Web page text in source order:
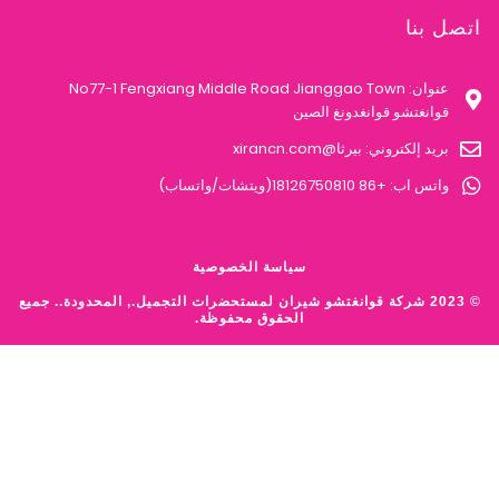
اتصل بنا
عنوان: No77-1 Fengxiang Middle Road Jianggao Town
قوانغتشو قوانغدونغ الصين
بريد إلكتروني: بيرثا@xirancn.com
واتس اب: +86 18126750810(ويتشات/واتساب)
© 2023 شركة قوانغتشو شيران لمستحضرات التجميل., المحدودة.. جميع
الحقوق محفوظة.
سياسة الخصوصية